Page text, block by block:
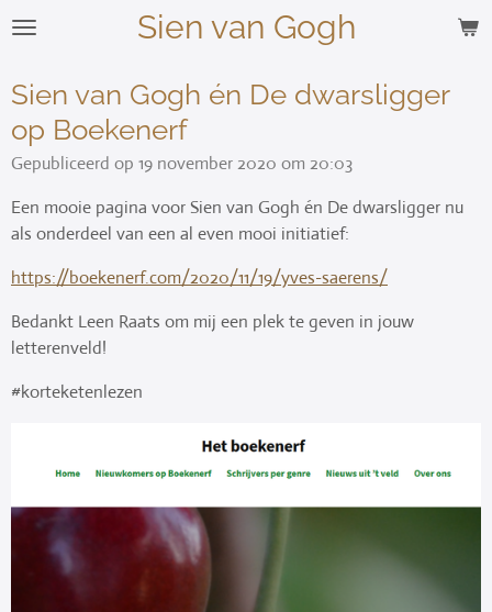
Ga
de
hoofdinhoud
Sien van Gogh
Sien van Gogh én De dwarsligger
op Boekenerf
Gepubliceerd op 19 november 2020 om 20:03
Een mooie pagina voor Sien van Gogh én De dwarsligger nu
als onderdeel van een al even mooi initiatief:
https://boekenerf.com/2020/11/19/yves-saerens/
Bedankt Leen Raats om mij een plek te geven in jouw
letterenveld!
#korteketenlezen